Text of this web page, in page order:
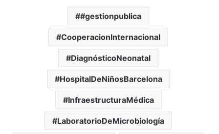
#gestionpublica
CooperacionInternacional
DiagnósticoNeonatal
HospitalDeNiñosBarcelona
InfraestructuraMédica
LaboratorioDeMicrobiología